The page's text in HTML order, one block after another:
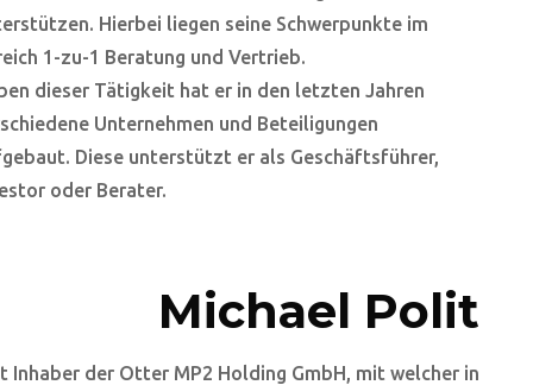
Hierbei liegen seine Schwerpunkte im
1-zu-1 Beratung und Vertrieb.
dieser Tätigkeit hat er in den letzten Jahren
Unternehmen und Beteiligungen
Diese unterstützt er als Geschäftsführer,
oder Berater.
Michael Polit
Inhaber der Otter MP2 Holding GmbH, mit welcher in